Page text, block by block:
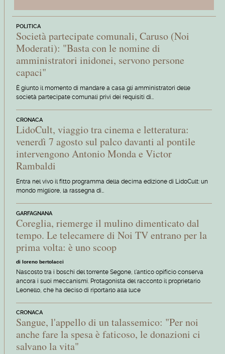
POLITICA
Società partecipate comunali, Caruso (Noi
Moderati): "Basta con le nomine di
amministratori inidonei, servono persone
capaci"
È giunto il momento di mandare a casa gli amministratori delle
società partecipate comunali privi dei requisiti di…
CRONACA
LidoCult, viaggio tra cinema e letteratura:
venerdì 7 agosto sul palco davanti al pontile
intervengono Antonio Monda e Victor
Rambaldi
Entra nel vivo il fitto programma della decima edizione di LidoCult: un
mondo migliore, la rassegna di…
GARFAGNANA
Coreglia, riemerge il mulino dimenticato dal
tempo. Le telecamere di Noi TV entrano per la
prima volta: è uno scoop
di loreno bertolacci
Nascosto tra i boschi del torrente Segone, l'antico opificio conserva
ancora i suoi meccanismi. Protagonista del racconto il proprietario
Leonello, che ha deciso di riportarlo alla luce
CRONACA
Sangue, l'appello di un talassemico: "Per noi
anche fare la spesa è faticoso, le donazioni ci
salvano la vita"